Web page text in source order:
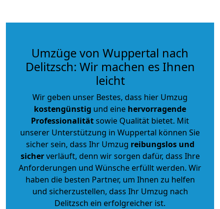
Umzüge von Wuppertal nach
Delitzsch: Wir machen es Ihnen
leicht
Wir geben unser Bestes, dass hier Umzug
kostengünstig und eine hervorragende
Professionalitätsowie Qualität bietet. Mit
unserer Unterstützung in Wuppertal können Sie
sicher sein, dass Ihr Umzug reibungslos und
sicherverläuft, denn wir sorgen dafür, dass Ihre
Anforderungen und Wünsche erfüllt werden. Wir
haben die besten Partner, um Ihnen zu helfen
und sicherzustellen, dass Ihr Umzug nach
Delitzsch ein erfolgreicher ist.